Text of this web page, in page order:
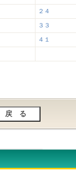
２４
３３
４１